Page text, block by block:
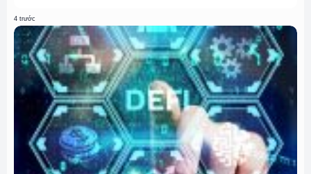
4 trước